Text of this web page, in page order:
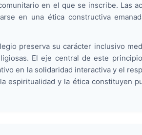
en el que se inscribe. Las
en una ética constructiva
preserva su carácter inclusivo
El eje central de este
en la solidaridad interactiva y el
espiritualidad y la ética constituyen